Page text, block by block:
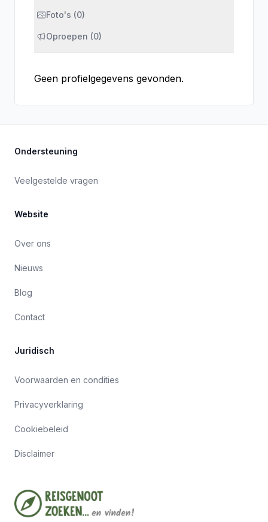
Foto's (0)
Oproepen (0)
Geen profielgegevens gevonden.
Ondersteuning
Veelgestelde vragen
Website
Over ons
Nieuws
Blog
Contact
Juridisch
Voorwaarden en condities
Privacyverklaring
Cookiebeleid
Disclaimer